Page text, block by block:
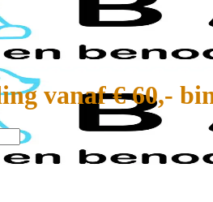
vanaf € 60,-